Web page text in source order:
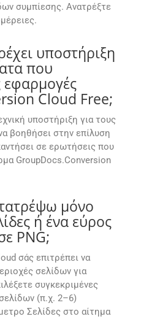
συμπίεσης. Ανατρέξτε
υποστήριξη
που
εφαρμογές
Cloud Free;
υποστήριξη για τους
βοηθήσει στην επίλυση
σε ερωτήσεις που
GroupDocs.Conversion
μόνο
ή ένα εύρος
PNG;
σάς επιτρέπει να
σελίδων για
συγκεκριμένες
(π.χ. 2–6)
Σελίδες στο αίτημα